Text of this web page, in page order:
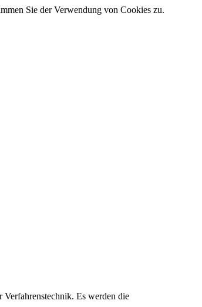
Sie der Verwendung von Cookies zu.
Es werden die